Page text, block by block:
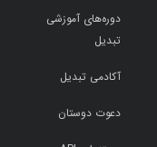
دوره‌های آموزشی
تبدیل
آکادمی تبدیل
دعوت دوستان